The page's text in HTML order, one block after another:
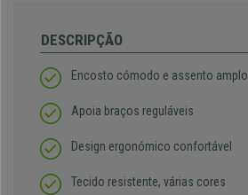
DESCRIPÇÃO
Encosto cómodo e assento amplo
Apoia braços reguláveis
Design ergonómico confortável
Tecido resistente, várias cores